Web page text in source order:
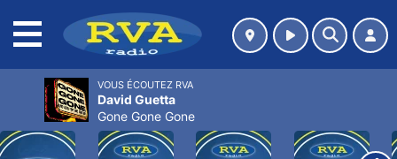
VOUS ÉCOUTEZ RVA
David Guetta
Gone Gone Gone